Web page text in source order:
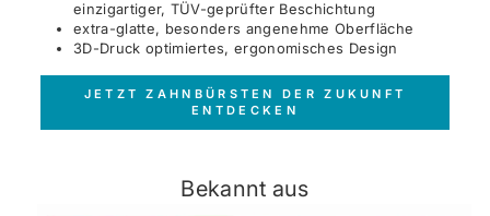
einzigartiger, TÜV-geprüfter Beschichtung
extra-glatte, besonders angenehme Oberfläche
3D-Druck optimiertes, ergonomisches Design
JETZT ZAHNBÜRSTEN DER ZUKUNFT
ENTDECKEN
Bekannt aus